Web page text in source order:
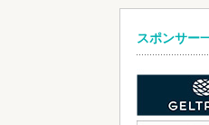
スポンサー